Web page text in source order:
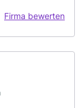
Firma bewerten